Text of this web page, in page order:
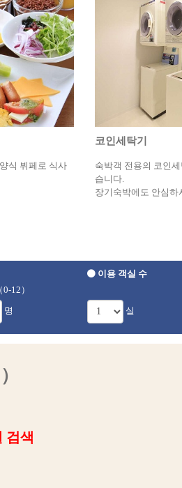
식 뷔페로 식사
코인세탁기
숙박객 전용의 코인
습니다.
장기숙박에도 안심하
12）
명
이용 객실 수
실
검색